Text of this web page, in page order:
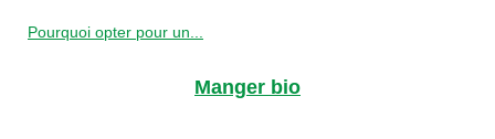
Pourquoi opter pour un...
Manger bio